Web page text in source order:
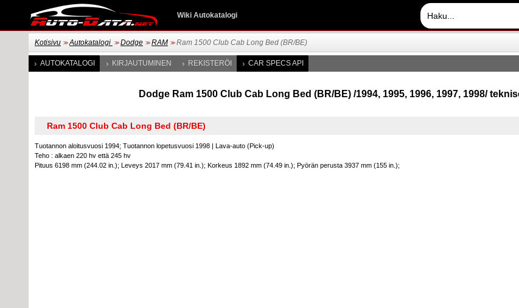
Wiki Autokatalogi
Kotisivu >> Autokatalogi >> Dodge >> RAM >> Ram 1500 Club Cab Long Bed (BR/BE)
AUTOKATALOGI KIRJAUTUMINEN REKISTERÖI CAR SPECS API
Dodge Ram 1500 Club Cab Long Bed (BR/BE) /1994, 1995, 1996, 1997, 1998/
Tuotannon aloitusvuosi 1994; Tuotannon lopetusvuosi 1998 | Lava-auto (Pick-up)
Teho : alkaen 220 hv että 245 hv
Pituus 6198 mm (244.02 in.); Leveys 2017 mm (79.41 in.); Korkeus 1892 mm (74.49 in.); Pyörän perusta 3937 mm (155 in.);